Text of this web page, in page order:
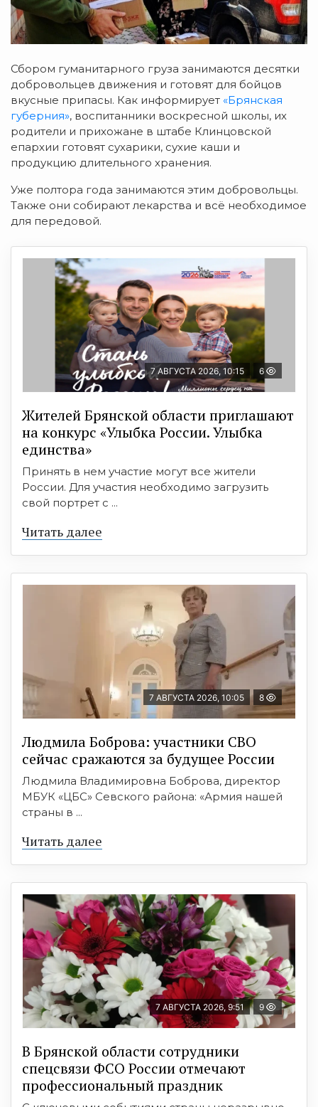
Сбором гуманитарного груза занимаются десятки
добровольцев движения и готовят для бойцов
вкусные припасы. Как информирует «Брянская
губерния», воспитанники воскресной школы, их
родители и прихожане в штабе Клинцовской
епархии готовят сухарики, сухие каши и
продукцию длительного хранения.
Уже полтора года занимаются этим добровольцы.
Также они собирают лекарства и всё необходимое
для передовой.
7 АВГУСТА 2026, 10:15 6
Жителей Брянской области приглашают
на конкурс «Улыбка России. Улыбка
единства»
Принять в нем участие могут все жители
России. Для участия необходимо загрузить
свой портрет с ...
Читать далее
7 АВГУСТА 2026, 10:05 8
Людмила Боброва: участники СВО
сейчас сражаются за будущее России
Людмила Владимировна Боброва, директор
МБУК «ЦБС» Севского района: «Армия нашей
страны в ...
Читать далее
7 АВГУСТА 2026, 9:51 9
В Брянской области сотрудники
спецсвязи ФСО России отмечают
профессиональный праздник